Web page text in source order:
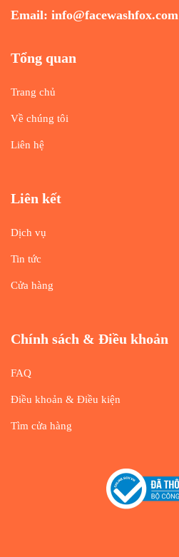
Email: info@facewashfox.com
Tổng quan
Trang chủ
Về chúng tôi
Liên hệ
Liên kết
Dịch vụ
Tin tức
Cửa hàng
Chính sách & Điều khoản
FAQ
Điều khoản & Điều kiện
Tìm cửa hàng